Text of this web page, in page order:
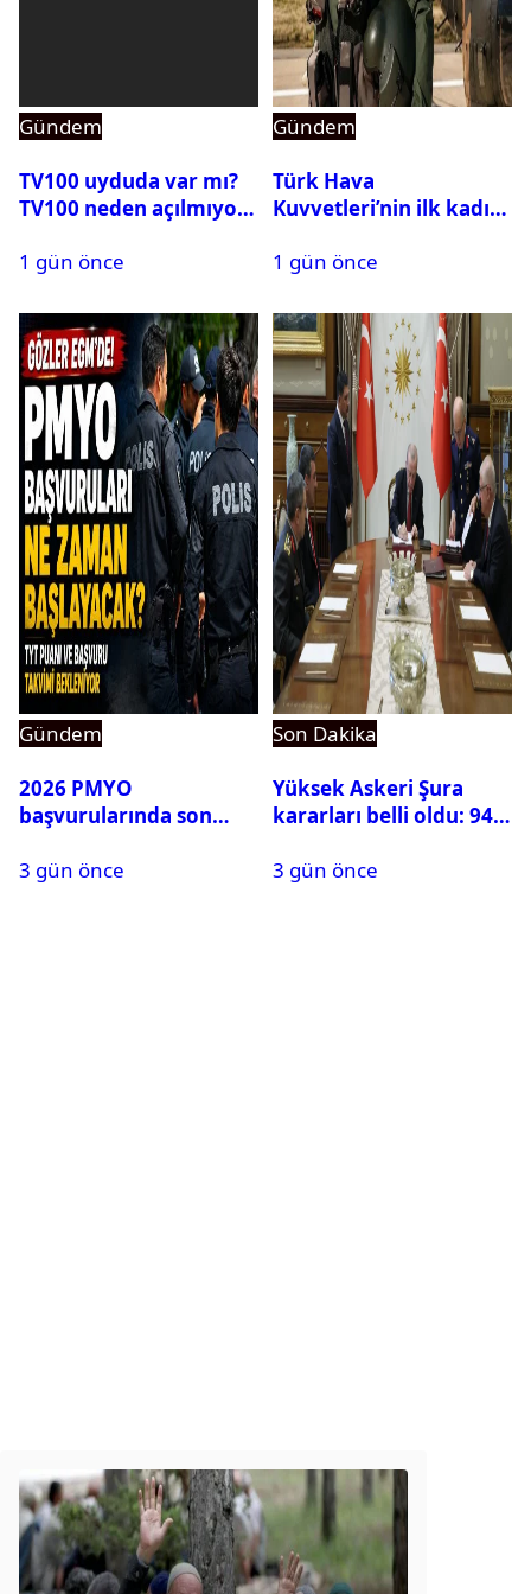
Gündem
TV100 uyduda var mı?
TV100 neden açılmıyor?
1 gün önce
Gündem
Türk Hava
Kuvvetleri’nin ilk kadın
Karapınar hakkında
ortaya çıktı
1 gün önce
Gündem
2026 PMYO
başvurularında son
3 gün önce
Son Dakika
Yüksek Askeri Şura
kararları belli oldu: 94
3 gün önce